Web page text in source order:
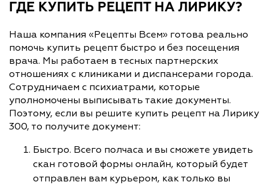
ГДЕ КУПИТЬ РЕЦЕПТ НА ЛИРИКУ?
Наша компания «Рецепты Всем» готова реально
помочь купить рецепт быстро и без посещения
врача. Мы работаем в тесных партнерских
отношениях с клиниками и диспансерами города.
Сотрудничаем с психиатрами, которые
уполномочены выписывать такие документы.
Поэтому, если вы решите купить рецепт на Лирику
300, то получите документ:
Быстро. Всего полчаса и вы сможете увидеть
скан готовой формы онлайн, который будет
отправлен вам курьером, как только вы